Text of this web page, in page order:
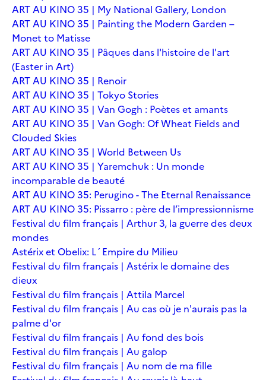
ART AU KINO 35 | My National Gallery, London
ART AU KINO 35 | Painting the Modern Garden –
Monet to Matisse
ART AU KINO 35 | Pâques dans l'histoire de l'art
(Easter in Art)
ART AU KINO 35 | Renoir
ART AU KINO 35 | Tokyo Stories
ART AU KINO 35 | Van Gogh : Poètes et amants
ART AU KINO 35 | Van Gogh: Of Wheat Fields and
Clouded Skies
ART AU KINO 35 | World Between Us
ART AU KINO 35 | Yaremchuk : Un monde
incomparable de beauté
ART AU KINO 35: Perugino - The Eternal Renaissance
ART AU KINO 35: Pissarro : père de l’impressionnisme
Festival du film français | Arthur 3, la guerre des deux
mondes
Astérix et Obelix: L´Empire du Milieu
Festival du film français | Astérix le domaine des
dieux
Festival du film français | Attila Marcel
Festival du film français | Au cas où je n'aurais pas la
palme d'or
Festival du film français | Au fond des bois
Festival du film français | Au galop
Festival du film français | Au nom de ma fille